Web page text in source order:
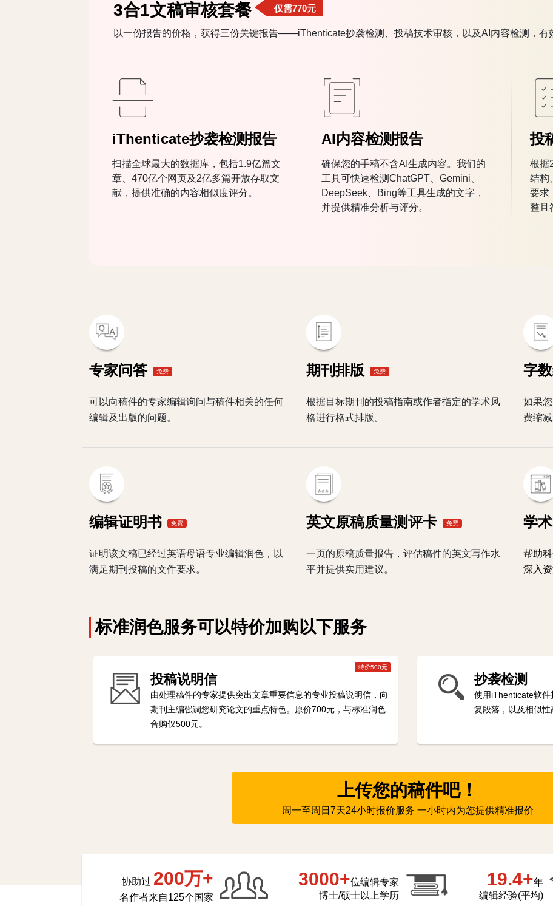
3合1文稿审核套餐 仅需770元
以一份报告的价格，获得三份关键报告——iThenticate抄袭检测、投稿技术审核，以及AI内容检测，有
iThenticate抄袭检测报告
扫描全球最大的数据库，包括1.9亿篇文
章、470亿个网页及2亿多篇开放存取文
献，提供准确的内容相似度评分。
AI内容检测报告
确保您的手稿不含AI生成内容。我们的
工具可快速检测ChatGPT、Gemini、
DeepSeek、Bing等工具生成的文字，
并提供精准分析与评分。
投
根据
结构
要求
整且
专家问答 免费
可以向稿件的专家编辑询问与稿件相关的任何
编辑及出版的问题。
期刊排版 免费
根据目标期刊的投稿指南或作者指定的学术风
格进行格式排版。
字
如果
费缩
编辑证明书 免费
证明该文稿已经过英语母语专业编辑润色，以
满足期刊投稿的文件要求。
英文原稿质量测评卡 免费
一页的原稿质量报告，评估稿件的英文写作水
平并提供实用建议。
学
帮助
深入资
标准润色服务可以特价加购以下服务
投稿说明信
由处理稿件的专家提供突出文章重要信息的专业投稿说明信，向
期刊主编强调您研究论文的重点特色。原价700元，与标准润色
合购仅500元。
特价500元
抄袭检测
使用iThenticate软
复段落，以及相似性
上传您的稿件吧！
周一至周日7天24小时报价服务 一小时内为您提供精准报价
协助过 200万+
名作者来自125个国家
3000+位编辑专家
博士/硕士以上学历
19.4+年
编辑经验(平均)